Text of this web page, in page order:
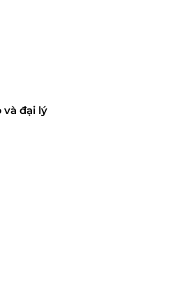
diện
vụ đưa đón sân bay (có
hỗ trợ lễ tân và bảo vệ cả
chuyến du lịch biển hay
và đại lý